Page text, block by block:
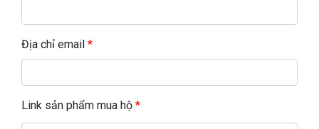
Địa chỉ email *
Link sản phẩm mua hộ *